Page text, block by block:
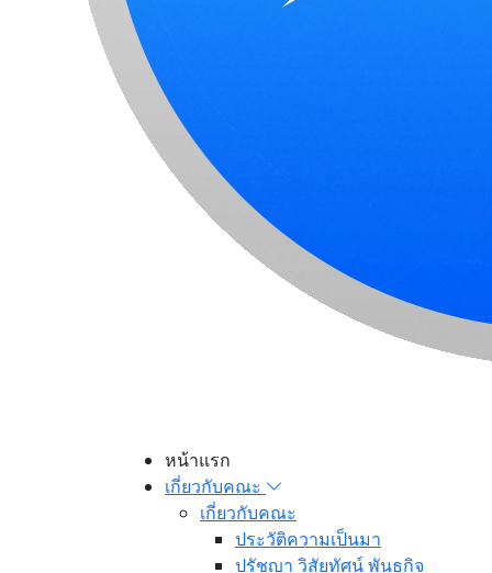
หน้าแรก
เกี่ยวกับคณะ
เกี่ยวกับคณะ
ประวัติความเป็นมา
ปรัชญา วิสัยทัศน์ พันธกิจ